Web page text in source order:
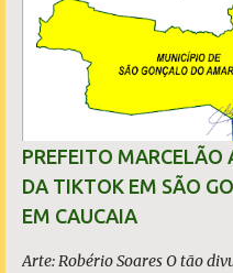
Governo dos Estados Unidos
e operacionais da
Ainda assim, a empresa
42% da produção nacional
programados e permaneceu
sustentabilidade, qualidade e
somou 15,14 milhões de
relação a 2024. A produção
milhões de toneladas,
caso, o resultado foi
PREFEITO MARCELÃO
DA TIKTOK EM SÃO
EM CAUCAIA
Arte: Robério Soares O tão